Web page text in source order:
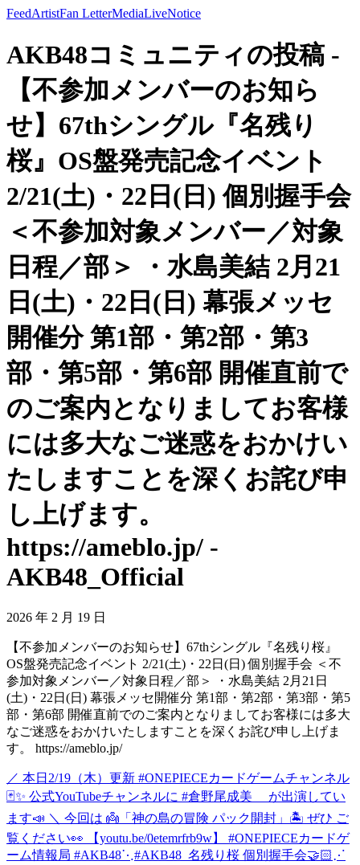
FeedArtistFan LetterMediaLiveNotice
AKB48コミュニティの投稿 -
【不参加メンバーのお知ら
せ】67thシングル『名残り
桜』OS盤発売記念イベント
2/21(土)・22日(日) 個別握手会
＜不参加対象メンバー／対象
日程／部＞ ・水島美結 2月21
日(土)・22日(日) 幕張メッセ
開催分 第1部・第2部・第3
部・第5部・第6部 開催直前で
のご案内となりましてお客様
には多大なご迷惑をおかけい
たしますことを深くお詫び申
し上げます。
https://ameblo.jp/ -
AKB48_Official
2026 年 2 月 19 日
【不参加メンバーのお知らせ】67thシングル『名残り桜』
OS盤発売記念イベント 2/21(土)・22日(日) 個別握手会 ＜不
参加対象メンバー／対象日程／部＞ ・水島美結 2月21日
(土)・22日(日) 幕張メッセ開催分 第1部・第2部・第3部・第5
部・第6部 開催直前でのご案内となりましてお客様には多大
なご迷惑をおかけいたしますことを深くお詫び申し上げま
す。 https://ameblo.jp/
／ 本日2/19（木）更新 #ONEPIECEカードゲームチャンネル
🃏✨ 公式YouTubeチャンネルに #倉野尾成美 が出演してい
ます📣 ＼ 今回は 👼「神の島の冒険 パック開封」🏝️ ぜひ ご
覧ください👀 【youtu.be/0etemrfrb9w】 #ONEPIECEカードゲ
ーム情報局 #AKB48⋱#AKB48_名残り桜 個別握手会🤝🏻⋰